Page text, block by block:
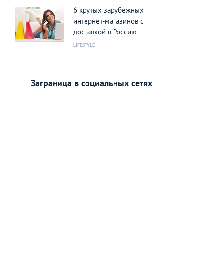
6 крутых зарубежных
интернет-магазинов с
доставкой в Россию
LIFESTYLE
Заграница в социальных сетях